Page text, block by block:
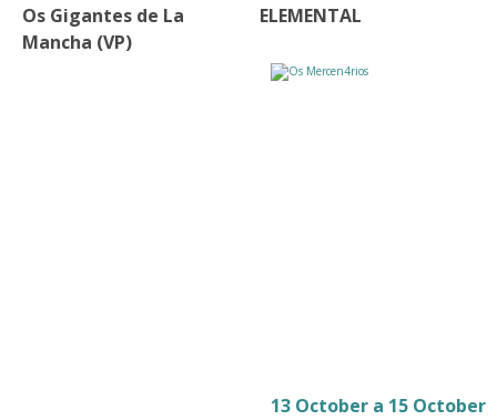
Os Gigantes de La
Mancha (VP)
ELEMENTAL
13 October a 15 October